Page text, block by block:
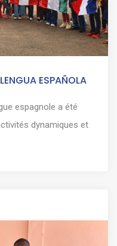
ESPAÑOLA
espagnole a été
dynamiques et